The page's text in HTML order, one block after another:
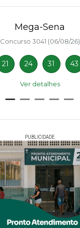
Mega-Sena
Concurso 3041 (06/08/26)
21 24 31 43
Ver detalhes
PUBLICIDADE